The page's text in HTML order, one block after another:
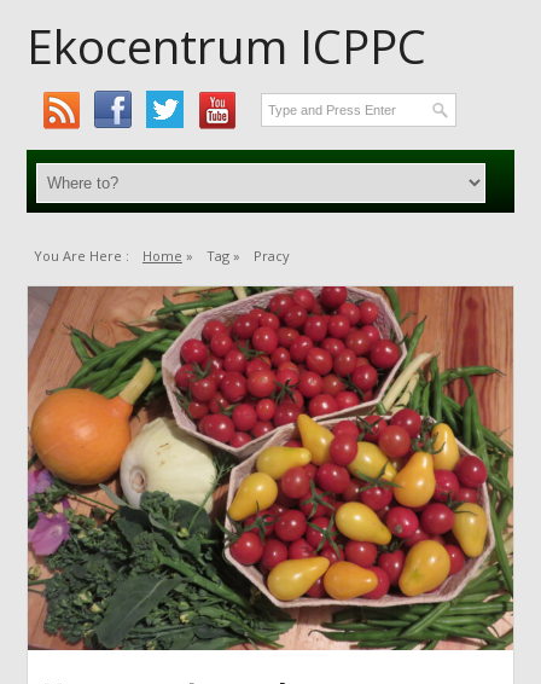
Ekocentrum ICPPC
You Are Here : Home » Tag » Pracy